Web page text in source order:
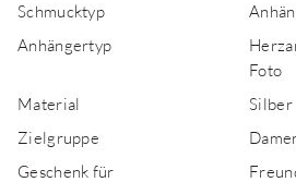
Schmucktyp
Anhängertyp
Foto
Material
Silber
Zielgruppe
Geschenk für